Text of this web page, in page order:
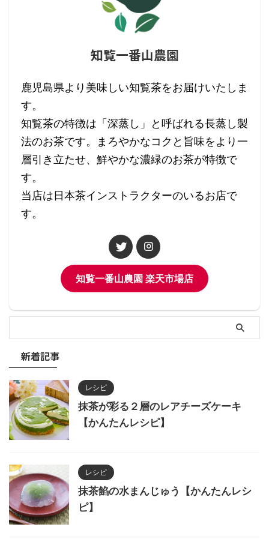
知覧一番山農園
鹿児島県より美味しい知覧茶をお届けいたしま
す。
知覧茶の特徴は「深蒸し」と呼ばれる長蒸し製
法のお茶です。まろやかなコクと旨味をより一
層引き立たせ、鮮やかな濃緑のお茶が特徴で
す。
当店は日本茶インストラクターのいるお店で
す。
知覧一番山農園 楽天市場店
新着記事
レシピ
抹茶が彩る２層のレアチーズケーキ
【かんたんレシピ】
レシピ
抹茶餡の水まんじゅう【かんたんレシ
ピ】